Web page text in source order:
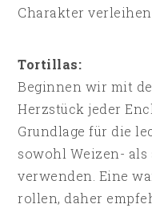
Charakter
Tortillas:
Beginnen wir mit
Herzstück jeder
Grundlage für die
sowohl Weizen-
verwenden. Eine
rollen, daher